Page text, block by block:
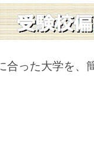
合った大学を、